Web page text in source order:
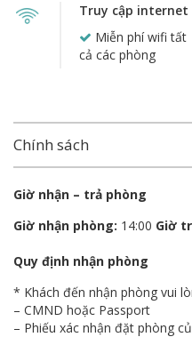
Truy cập internet
Miễn phí wifi tất
cả các phòng
Chính sách
Giờ nhận – trả phòng
Giờ nhận phòng: 14:00 Giờ
Quy định nhận phòng
* Khách đến nhận phòng vui
– CMND hoặc Passport
– Phiếu xác nhận đặt phòng